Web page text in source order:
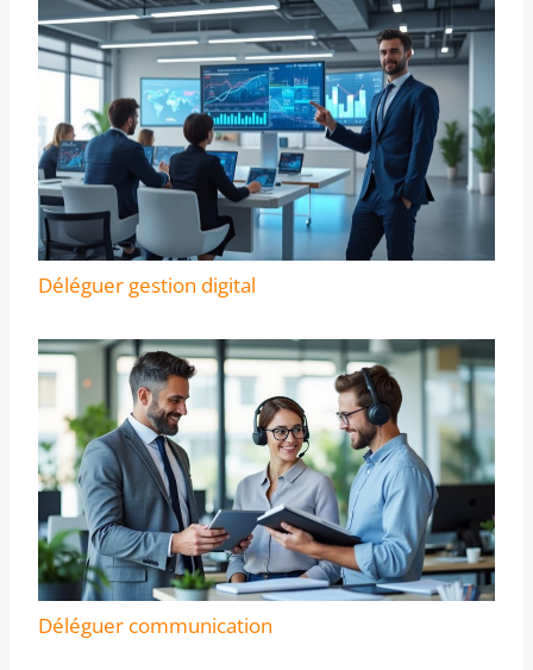
Déléguer gestion digital
Déléguer communication